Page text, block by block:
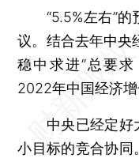
“5.5%左右”的
议。结合去年中央
稳中求进”总要
2022年中国经济增
中央已经定好
小目标的竞合协同